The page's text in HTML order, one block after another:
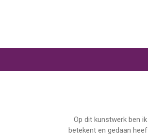
Op dit kunstwerk ben
betekent en gedaan